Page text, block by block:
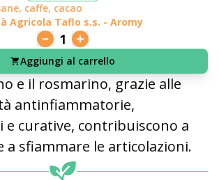
caffe, cacao
Agricola Taflo s.s. - Aromy
1
Aggiungi al carrello
e il rosmarino, grazie alle
antinfiammatorie,
e curative, contribuiscono a
a sfiammare le articolazioni.